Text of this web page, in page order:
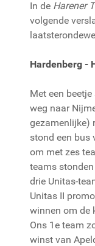
In de Harener
volgende
Hardenberg -
Met een
weg naar
gezamenlijke)
stond een bus
om met zes
teams
drie Unitas-
Unitas II
winnen om de
Ons 1e team
winst van